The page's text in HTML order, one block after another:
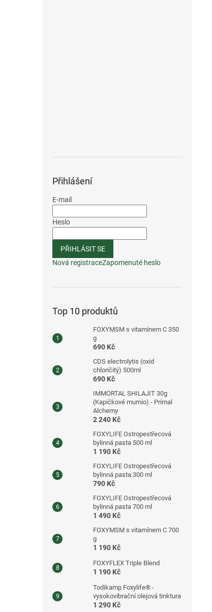
Přihlášení
E-mail
Heslo
PŘIHLÁSIT SE
Nová registraceZapomenuté heslo
Top 10 produktů
FOXYMSM s vitamínem C 350
g
690 Kč
CDS electrolytis (oxid
chloričitý) 500ml
690 Kč
IMMORTAL SHILAJIT 30g
(Kapičkové mumio) - Primal
Alchemy
2 240 Kč
FOXYLIFE Ostropestřecová
bylinná pasta 500 ml
1 190 Kč
FOXYLIFE Ostropestřecová
bylinná pasta 300 ml
790 Kč
FOXYLIFE Ostropestřecová
bylinná pasta 700 ml
1 490 Kč
FOXYMSM s vitamínem C 700
g
1 190 Kč
FOXYFLEX Triple Blend
1 190 Kč
Todikamp Foxylife® -
vysokovibrační olejová tinktura
1 290 Kč